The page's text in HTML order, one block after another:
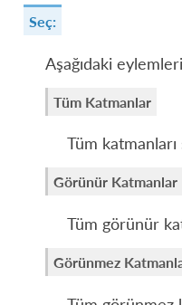
Seç:
Aşağıdaki
Tüm Katmanlar
Tüm katmanları
Görünür Katmanlar
Tüm görünür
Görünmez